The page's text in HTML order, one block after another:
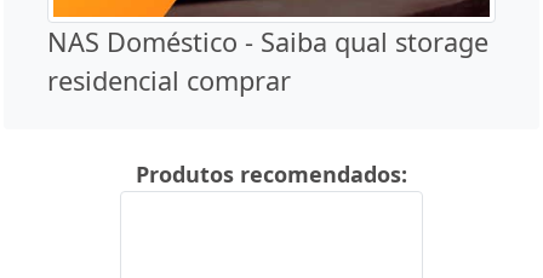
NAS Doméstico - Saiba qual storage
residencial comprar
Produtos recomendados: